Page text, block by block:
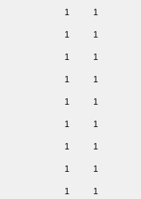
1 1
1 1
1 1
1 1
1 1
1 1
1 1
1 1
1 1